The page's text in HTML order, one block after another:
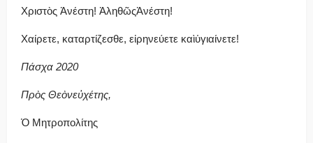
Χρι­στὸς Ἀ­νέ­στη! ἈληθῶςἈνέστη!
Χαίρετε, καταρτίζεσθε, εἰρηνεύετε καὶὑγιαίνετε!
Πά­σχα 2020
Πρὸς Θεὸνεὐχέτης,
Ὁ Μη­τρο­πο­λί­της